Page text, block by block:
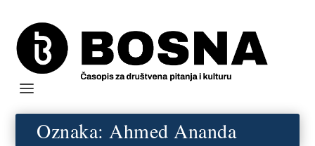
Oznaka:Ahmed Ananda